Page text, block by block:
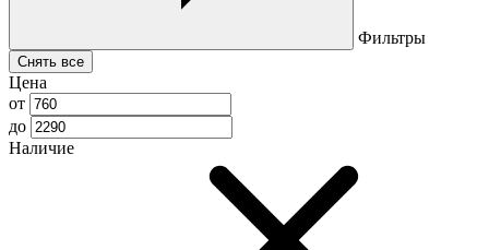
Фильтры
Снять все
Цена
от
до
Наличие